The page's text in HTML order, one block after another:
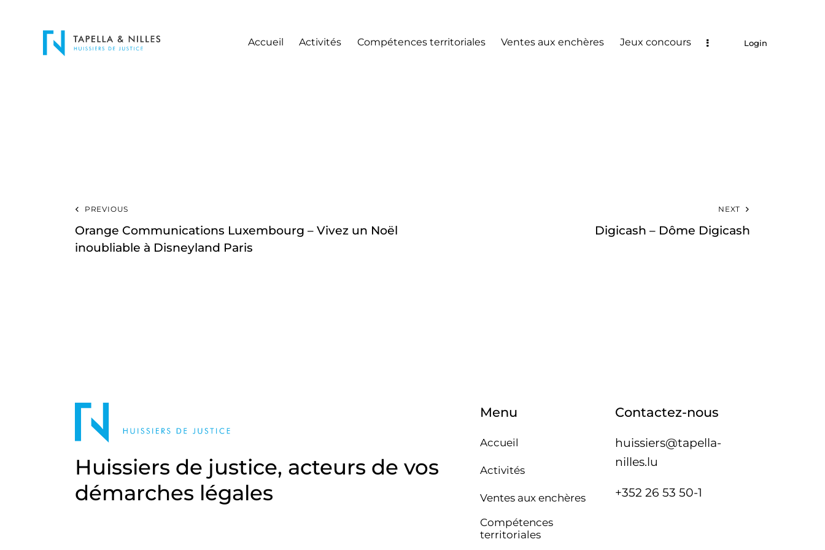
Accueil Activités Compétences territoriales Ventes aux enchères Jeux concours Login
PREVIOUS
Orange Communications Luxembourg – Vivez un Noël
inoubliable à Disneyland Paris
NEXT
Digicash – Dôme Digicash
Huissiers de justice, acteurs de vos
démarches légales
Menu
Accueil
Activités
Ventes aux enchères
Compétences
territoriales
Contactez-nous
huissiers@tapella-
nilles.lu
+352 26 53 50-1